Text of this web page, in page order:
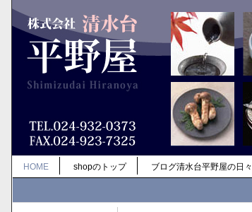
HOME shopのトップ ブログ清水台平野屋の日々